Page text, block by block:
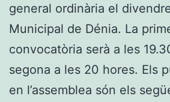
general ordinària el
Municipal de Dénia. La
convocatòria serà a les
segona a les 20 hores. Els
en l’assemblea són els